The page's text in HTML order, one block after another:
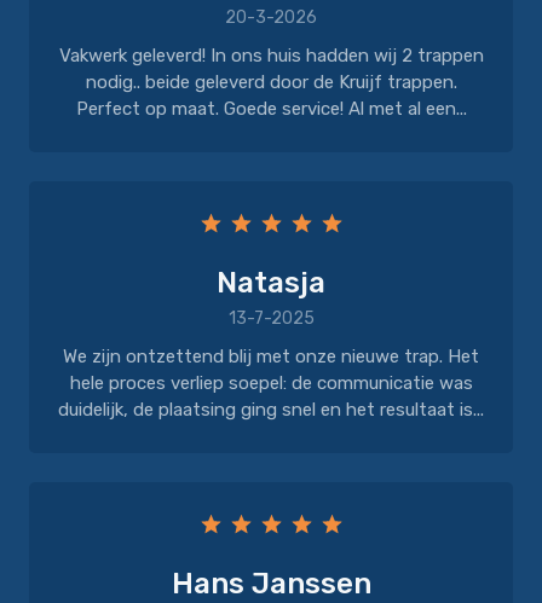
20-3-2026
Vakwerk geleverd! In ons huis hadden wij 2 trappen
nodig.. beide geleverd door de Kruijf trappen.
Perfect op maat. Goede service! Al met al een...
Natasja
13-7-2025
We zijn ontzettend blij met onze nieuwe trap. Het
hele proces verliep soepel: de communicatie was
duidelijk, de plaatsing ging snel en het resultaat is...
Hans Janssen